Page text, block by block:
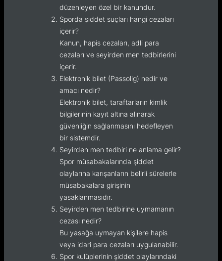
düzenleyen özel bir kanundur.
Sporda şiddet suçları hangi cezaları
içerir?
Kanun, hapis cezaları, adli para
cezaları ve seyirden men tedbirlerini
içerir.
Elektronik bilet (Passolig) nedir ve
amacı nedir?
Elektronik bilet, taraftarların kimlik
bilgilerinin kayıt altına alınarak
güvenliğin sağlanmasını hedefleyen
bir sistemdir.
Seyirden men tedbiri ne anlama gelir?
Spor müsabakalarında şiddet
olaylarına karışanların belirli sürelerle
müsabakalara girişinin
yasaklanmasıdır.
Seyirden men tedbirine uymamanın
cezası nedir?
Bu yasağa uymayan kişilere hapis
veya idari para cezaları uygulanabilir.
Spor kulüplerinin şiddet olaylarındaki